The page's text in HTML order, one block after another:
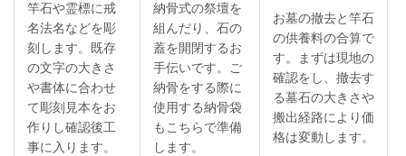
竿石や霊標に戒
名法名などを彫
刻します。既存
の文字の大きさ
や書体に合わせ
て彫刻見本をお
作りし確認後工
事に入ります。
納骨式の祭壇を
組んだり、石の
蓋を開閉するお
手伝いです。ご
納骨をする際に
使用する納骨袋
もこちらで準備
します。
お墓の撤去と竿石
の供養料の合算で
す。まずは現地の
確認をし、撤去す
る墓石の大きさや
搬出経路により価
格は変動します。